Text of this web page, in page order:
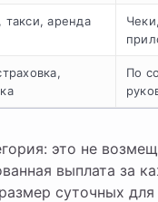
аренда
По
это не
выплата за
суточных